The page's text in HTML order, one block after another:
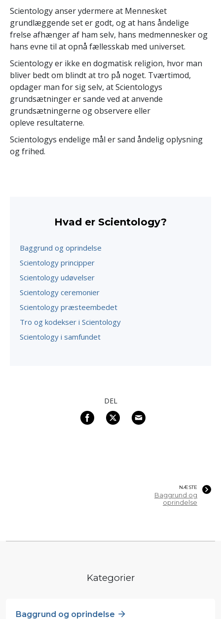
Scientology anser ydermere at Mennesket
grundlæggende set er godt, og at hans åndelige
frelse afhænger af ham selv, hans medmennesker og
hans evne til at opnå fællesskab med universet.
Scientology er ikke en dogmatisk religion, hvor man
bliver bedt om blindt at tro på noget. Tværtimod,
opdager man for sig selv, at Scientologys
grundsætninger er sande ved at anvende
grundsætningerne og observere eller
opleve resultaterne.
Scientologys endelige mål er sand åndelig oplysning
og frihed.
Hvad er Scientology?
Baggrund og oprindelse
Scientology principper
Scientology udøvelser
Scientology ceremonier
Scientology præsteembedet
Tro og kodekser i Scientology
Scientology i samfundet
DEL
NÆSTE
Baggrund og
oprindelse
Kategorier
Baggrund og oprindelse